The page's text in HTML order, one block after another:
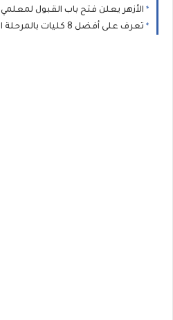
الأزهر يعلن فتح باب القبول لمعلمي
تعرف على أفضل 8 كليات بالمرحلة الثانية من التنسيق